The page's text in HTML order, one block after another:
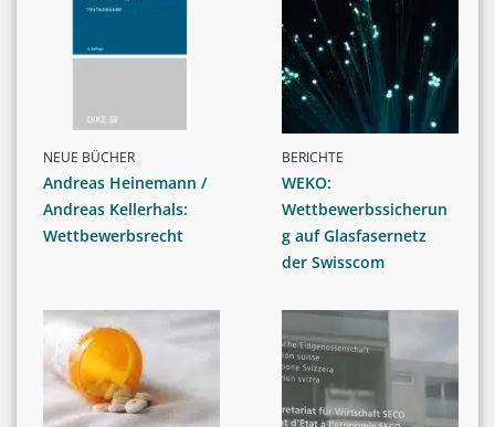
NEUE BÜCHER
Andreas Heinemann /
Andreas Kellerhals:
Wettbewerbsrecht
BERICHTE
WEKO:
Wettbewerbssicherun
g auf Glasfasernetz
der Swisscom